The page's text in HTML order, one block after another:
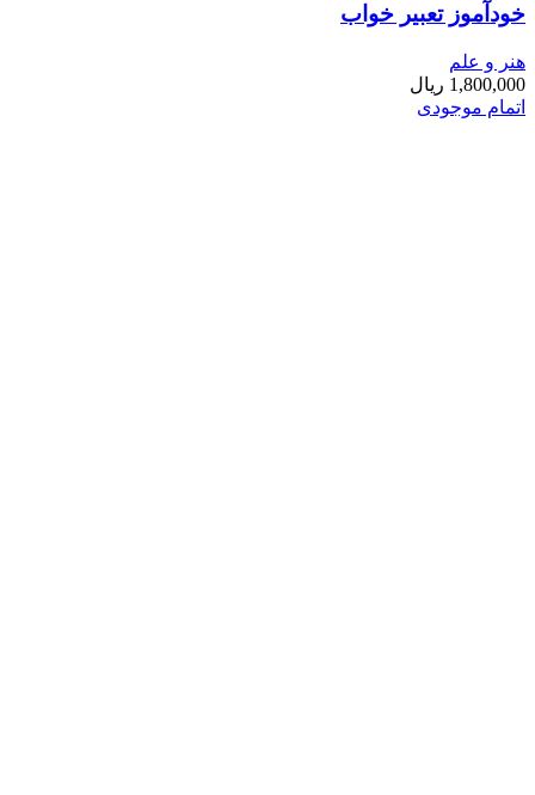
خودآموز تعبیر خواب
هنر و علم
1,800,000 ریال
اتمام موجودی